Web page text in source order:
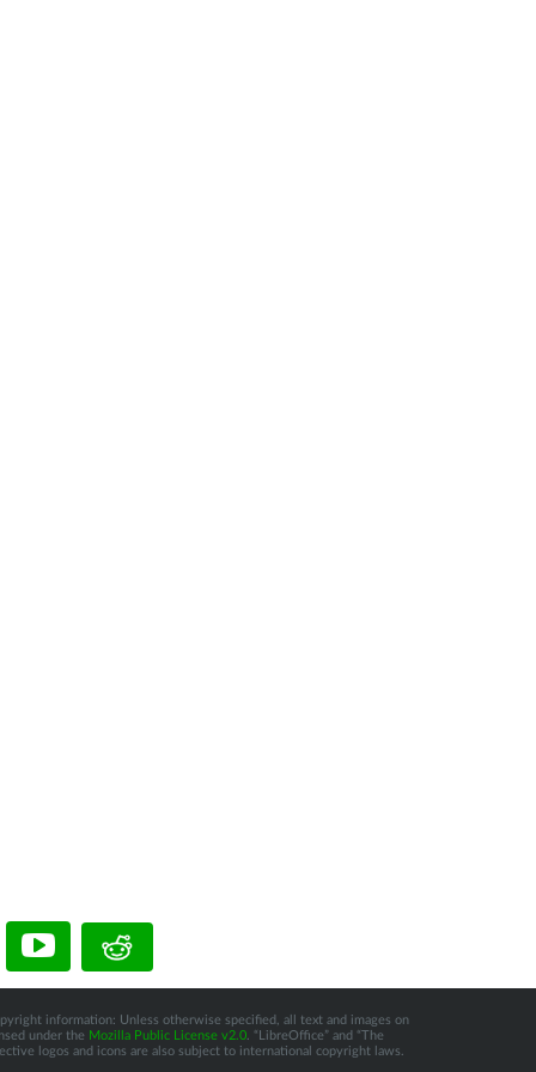
information: Unless otherwise specified, all text and images on
under the Mozilla Public License v2.0. “LibreOffice” and “The
logos and icons are also subject to international copyright laws.